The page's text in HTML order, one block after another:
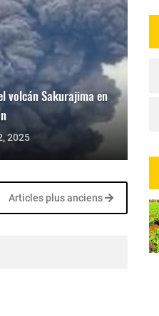
volcán Sakurajima en
2025
Articles plus anciens